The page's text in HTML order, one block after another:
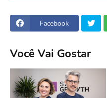
Facebook
Você Vai Gostar